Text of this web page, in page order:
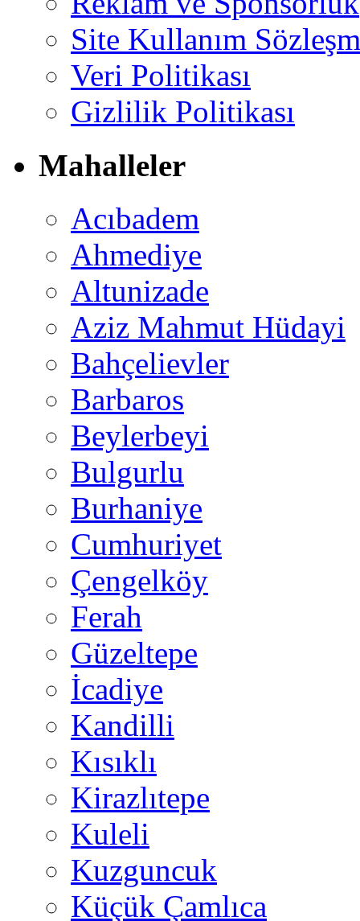
Site Kullanım
Veri Politikası
Gizlilik Politikası
Mahalleler
Acıbadem
Ahmediye
Altunizade
Aziz Mahmut Hüdayi
Bahçelievler
Barbaros
Beylerbeyi
Bulgurlu
Burhaniye
Cumhuriyet
Çengelköy
Ferah
Güzeltepe
İcadiye
Kandilli
Kısıklı
Kirazlıtepe
Kuleli
Kuzguncuk
Küçük Çamlıca